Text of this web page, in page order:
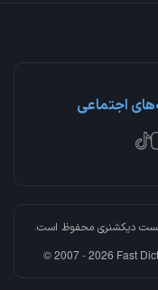
اجتماعی
دیکشنریمحفوظ است.
© 2007 - 2026 Fast